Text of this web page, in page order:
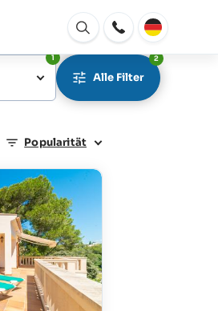
Fenster
Öffnen
1
Alle Filter
2
Popularität